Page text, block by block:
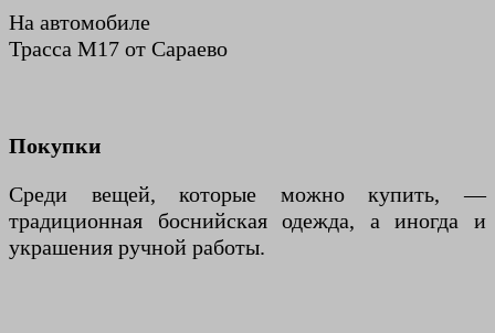
На автомобиле
Трасса М17 от Сараево
Покупки
Среди вещей, которые можно купить, —
традиционная боснийская одежда, а иногда и
украшения ручной работы.